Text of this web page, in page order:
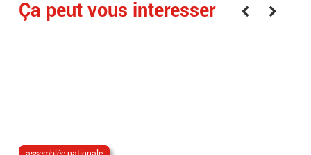
Ça peut vous interesser